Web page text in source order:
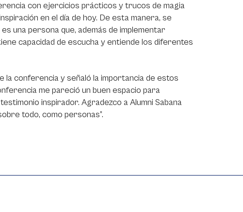
con ejercicios prácticos y trucos de magia
en el día de hoy. De esta manera, se
una persona que, además de implementar
capacidad de escucha y entiende los diferentes
la conferencia y señaló la importancia de estos
me pareció un buen espacio para
inspirador. Agradezco a Alumni Sabana
todo, como personas”.